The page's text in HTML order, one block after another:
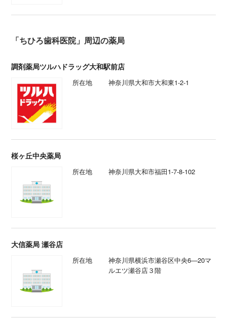
「ちひろ歯科医院」周辺の薬局
調剤薬局ツルハドラッグ大和駅前店
所在地 神奈川県大和市大和東1-2-1
桜ヶ丘中央薬局
所在地 神奈川県大和市福田1-7-8-102
大信薬局 瀬谷店
所在地
神奈川県横浜市瀬谷区中央6―20マ
ルエツ瀬谷店３階